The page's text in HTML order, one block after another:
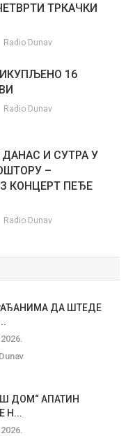
ТРКАЧКИ
Radio Dunav
16
Radio Dunav
И СУТРА У
–
КОНЦЕРТ ПЕЂЕ
Radio Dunav
ДА ШТЕДЕ
ДОМ“ АПАТИН
Н...